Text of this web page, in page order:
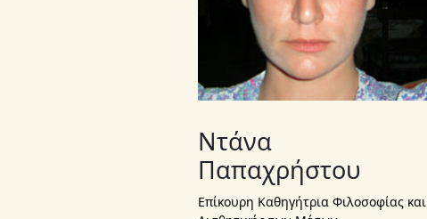
Ντάνα
Παπαχρήστου
Επίκουρη Καθηγήτρια Φιλοσοφίας και